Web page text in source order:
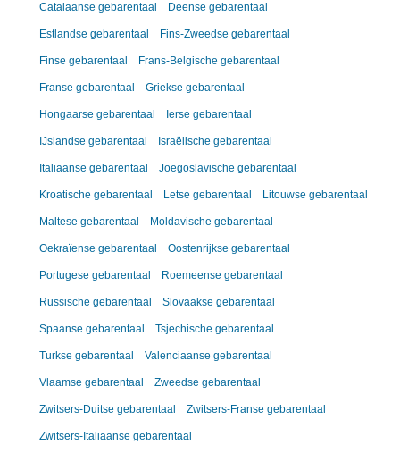
Catalaanse gebarentaal Deense gebarentaal
Estlandse gebarentaal Fins-Zweedse gebarentaal
Finse gebarentaal Frans-Belgische gebarentaal
Franse gebarentaal Griekse gebarentaal
Hongaarse gebarentaal Ierse gebarentaal
IJslandse gebarentaal Israëlische gebarentaal
Italiaanse gebarentaal Joegoslavische gebarentaal
Kroatische gebarentaal Letse gebarentaal Litouwse gebarentaal
Maltese gebarentaal Moldavische gebarentaal
Oekraïense gebarentaal Oostenrijkse gebarentaal
Portugese gebarentaal Roemeense gebarentaal
Russische gebarentaal Slovaakse gebarentaal
Spaanse gebarentaal Tsjechische gebarentaal
Turkse gebarentaal Valenciaanse gebarentaal
Vlaamse gebarentaal Zweedse gebarentaal
Zwitsers-Duitse gebarentaal Zwitsers-Franse gebarentaal
Zwitsers-Italiaanse gebarentaal